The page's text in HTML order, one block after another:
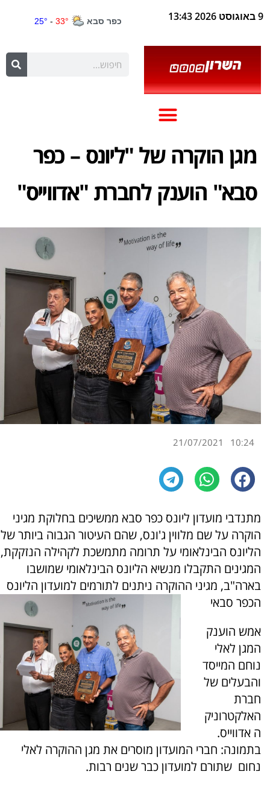
9 באוגוסט 2026 13:43
מגן הוקרה של "ליונס – כפר
סבא" הוענק לחברת "אדווייס"
10:24
21/07/2021
מתנדבי מועדון ליונס כפר סבא ממשיכים בחלוקת מגיני
הוקרה על שם מלווין ג'ונס, שהם העיטור הגבוה ביותר של
הליונס הבינלאומי על תרומה מתמשכת לקהילה הנזקקת,
המגינים התקבלו מנשיא הליונס הבינלאומי שמושבו
בארה"ב, מגיני ההוקרה ניתנים לתורמים למועדון הליונס
הכפר סבאי
אמש הוענק
המגן לאלי
נוחם המייסד
והבעלים של
חברת
האלקטרוניק
ה אדווייס.
בתמונה: חברי המועדון מוסרים את מגן ההוקרה לאלי
נחום שתורם למועדון כבר שנים רבות.